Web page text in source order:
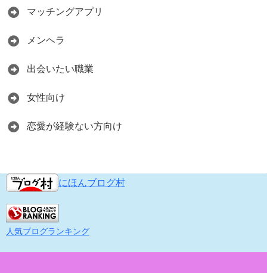
マッチングアプリ
メンヘラ
出会いたい職業
女性向け
恋愛が経験ない方向け
にほんブログ村
人気ブログランキング